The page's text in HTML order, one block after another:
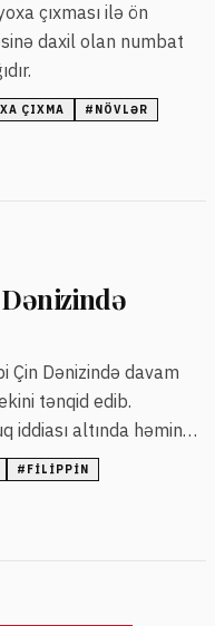
çıxması ilə ön
daxil olan numbat
ÇIXMA # NÖVLƏR
Çin Dənizində davam
tənqid edib.
iddiası altında həmin
# FILIPPIN